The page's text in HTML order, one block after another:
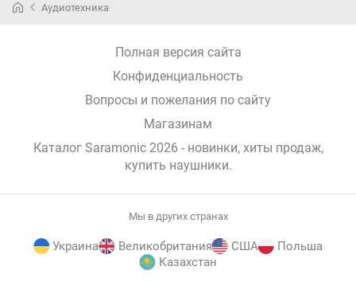
ы
а
д
а
в
Аудиотехника
Полная версия сайта
Конфиденциальность
Вопросы и пожелания по сайту
Магазинам
Каталог Saramonic 2026 - новинки, хиты продаж,
купить наушники.
Мы в других странах
Украина Великобритания США
Польша
Казахстан